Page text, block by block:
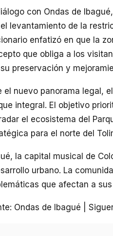
con Ondas de
levantamiento de la
enfatizó en que la
que obliga a los
preservación y
el nuevo panorama legal,
integral. El objetivo
el ecosistema del
para el norte del
la capital musical de
urbano. La
que afectan a
Ondas de Ibagué |